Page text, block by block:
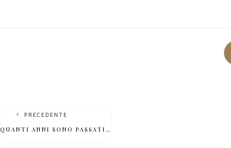
PRECEDENTE
QUANTI ANNI SONO PASSATI…